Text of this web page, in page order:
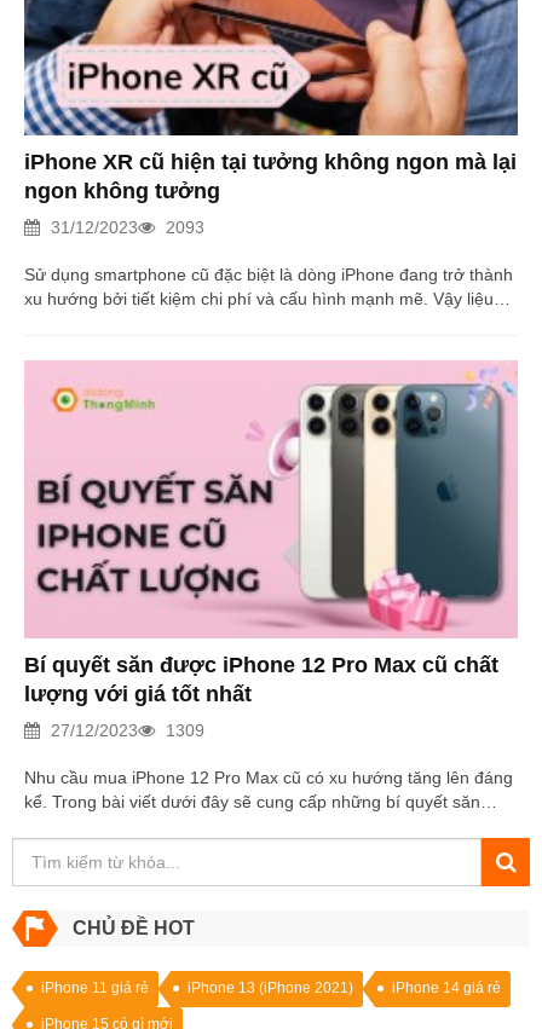
iPhone XR cũ hiện tại tưởng không ngon mà lại
ngon không tưởng
31/12/2023 2093
Sử dụng smartphone cũ đặc biệt là dòng iPhone đang trở thành
xu hướng bởi tiết kiệm chi phí và cấu hình mạnh mẽ. Vậy liệu
Bí quyết săn được iPhone 12 Pro Max cũ chất
lượng với giá tốt nhất
27/12/2023 1309
Nhu cầu mua iPhone 12 Pro Max cũ có xu hướng tăng lên đáng
kể. Trong bài viết dưới đây sẽ cung cấp những bí quyết săn
CHỦ ĐỀ HOT
iPhone 11 giá rẻ iPhone 13 (iPhone 2021) iPhone 14 giá rẻ
iPhone 15 có gì mới